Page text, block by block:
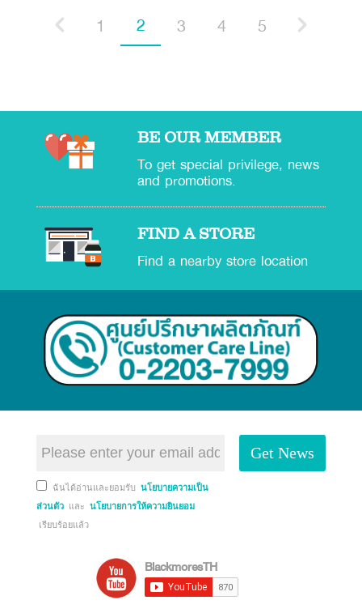
1 2 3 4 5
BE OUR MEMBER
To get special privilege, news
and promotions.
FIND A STORE
Find a nearby store location
ฉันได้อ่านและยอมรับ นโยบายความเป็น
ส่วนตัวและ นโยบายการให้ความยินยอม
เรียบร้อยแล้ว
Get News
BlackmoresTH